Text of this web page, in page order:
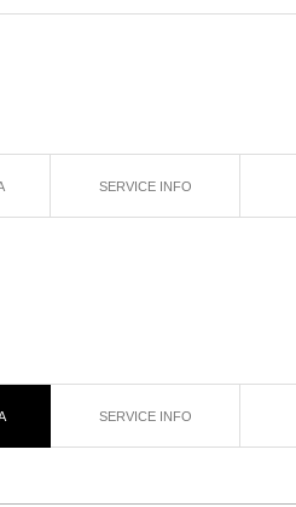
SERVICE INFO
SERVICE INFO